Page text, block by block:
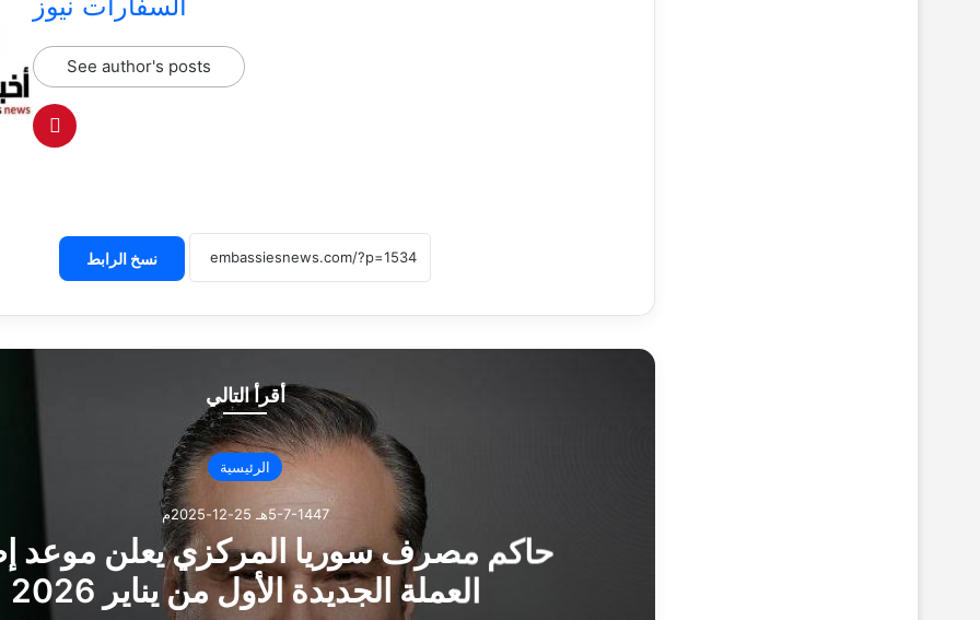
See author's posts
نسخ الرابط
أقرأ التالي
الرئيسية
5-7-1447هـ 25-12-2025م
حاكم مصرف سوريا المركزي يعلن موعد
العملة الجديدة الأول من يناير 2026